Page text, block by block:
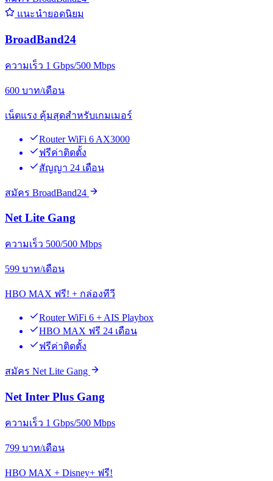
แนะนำยอดนิยม
BroadBand24
ความเร็ว 1 Gbps/500 Mbps
600 บาท/เดือน
เน็ตแรง คุ้มสุดสำหรับเกมเมอร์
Router WiFi 6 AX3000
ฟรีค่าติดตั้ง
สัญญา 24 เดือน
สมัคร BroadBand24
Net Lite Gang
ความเร็ว 500/500 Mbps
599 บาท/เดือน
HBO MAX ฟรี! + กล่องทีวี
Router WiFi 6 + AIS Playbox
HBO MAX ฟรี 24 เดือน
ฟรีค่าติดตั้ง
สมัคร Net Lite Gang
Net Inter Plus Gang
ความเร็ว 1 Gbps/500 Mbps
799 บาท/เดือน
HBO MAX + Disney+ ฟรี!